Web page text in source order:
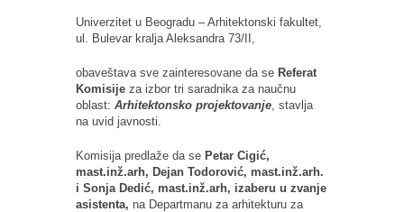
Univerzitet u Beogradu – Arhitektonski fakultet,
ul. Bulevar kralja Aleksandra 73/II,
obaveštava sve zainteresovane da se Referat
Komisije za izbor tri saradnika za naučnu
oblast: Arhitektonsko projektovanje, stavlja
na uvid javnosti.
Komisija predlaže da se Petar Cigić,
mast.inž.arh, Dejan Todorović, mast.inž.arh.
i Sonja Dedić, mast.inž.arh, izaberu u zvanje
asistenta, na Departmanu za arhitekturu za